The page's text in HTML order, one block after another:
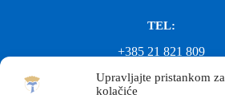
Upravljajte pristankom za
kolačiće
TEL:
+385 21 821 809
EMAIL: